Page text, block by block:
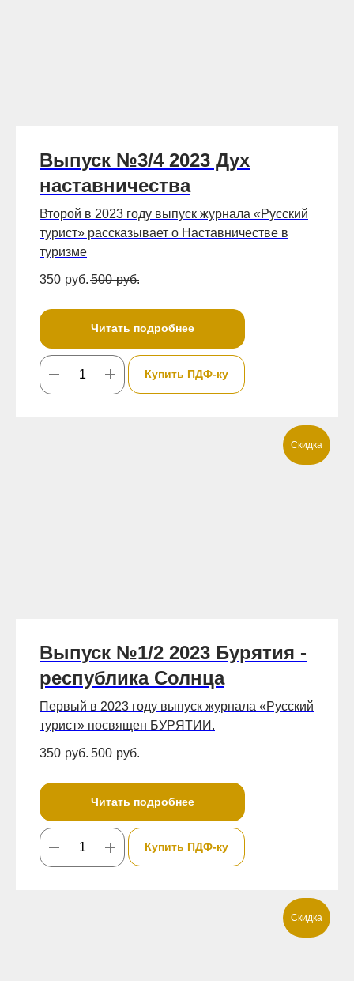
Выпуск №3/4 2023 Дух
наставничества
Второй в 2023 году выпуск журнала «Русский
турист» рассказывает о Наставничестве в
туризме
350 руб. 500 руб.
Читать подробнее
Купить ПДФ-ку
Скидка
Выпуск №1/2 2023 Бурятия -
республика Солнца
Первый в 2023 году выпуск журнала «Русский
турист» посвящен БУРЯТИИ.
350 руб. 500 руб.
Читать подробнее
Купить ПДФ-ку
Скидка